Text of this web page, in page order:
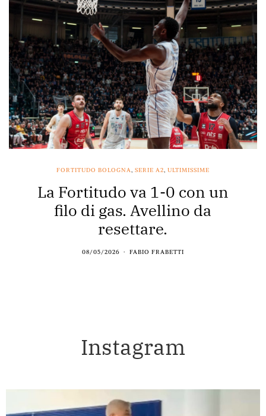
FORTITUDO BOLOGNA SERIE A2 ULTIMISSIME
La Fortitudo va 1-0 con un
filo di gas. Avellino da
resettare.
08/05/2026 FABIO FRABETTI
Instagram